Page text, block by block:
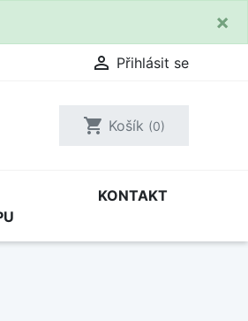
×
 Přihlásit se
shopping_cart Košík (0)
KONTAKT